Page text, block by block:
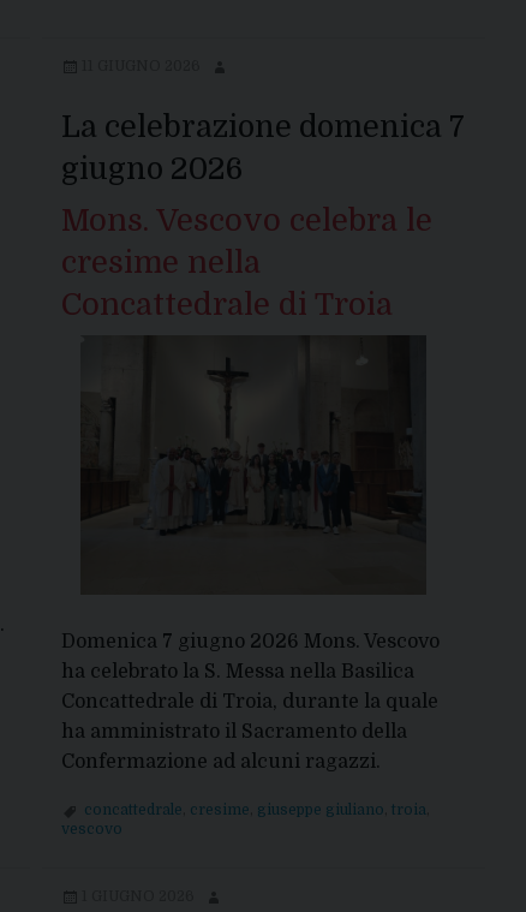
La celebrazione domenica 7
giugno 2026
Mons. Vescovo celebra le
cresime nella
Concattedrale di Troia
Domenica 7 giugno 2026 Mons. Vescovo
ha celebrato la S. Messa nella Basilica
Concattedrale di Troia, durante la quale
ha amministrato il Sacramento della
Confermazione ad alcuni ragazzi.
concattedrale cresime giuseppe giuliano troia
vescovo